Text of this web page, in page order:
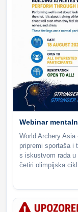
Webinar
World Archery Asia
pripremi sportaša i
s iskustvom rada
četiri olimpijska